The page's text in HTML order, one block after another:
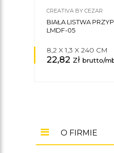
CREATIVA BY CEZAR
BIAŁA LISTWA
LMDF-05
8,2 X 1,3 X 240 CM
22,82 zł brutto/
O FIRMIE